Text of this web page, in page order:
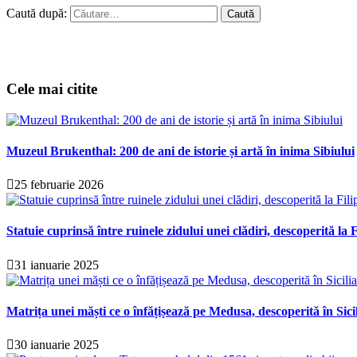
Caută după:
Cele mai citite
Muzeul Brukenthal: 200 de ani de istorie și artă în inima Sibiului
25 februarie 2026
Statuie cuprinsă între ruinele zidului unei clădiri, descoperită la
31 ianuarie 2025
Matrița unei măști ce o înfățișează pe Medusa, descoperită în
30 ianuarie 2025